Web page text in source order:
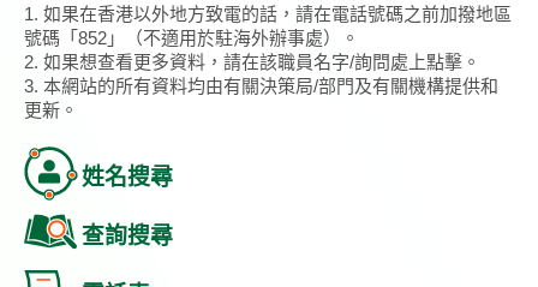
1. 如果在香港以外地方致電的話，請在電話號碼之前加撥地區
號碼「852」（不適用於駐海外辦事處）。
2. 如果想查看更多資料，請在該職員名字/詢問處上點擊。
3. 本網站的所有資料均由有關決策局/部門及有關機構提供和
更新。
姓名搜尋
查詢搜尋